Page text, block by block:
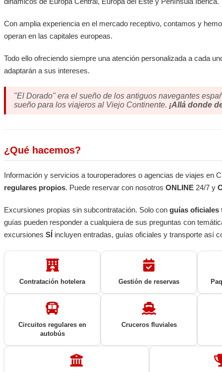
Con amplia experiencia en el mercado receptivo, contamos y
operan en las capitales europeas.
Todo ello ofreciendo siempre una atención personalizada a cada
adaptarán a sus intereses.
"El Dorado" era el sueño de los antiguos navegantes
sueño para los viajeros al Viejo Continente. ¡Allá donde
¿Qué hacemos?
Información y servicios a touroperadores o agencias de viajes en
regulares propios. Puede reservar con nosotros ONLINE 24/7 y
Excursiones propias sin subcontratación. Solo con guías oficiales
guías pueden responder a cualquiera de sus preguntas con
excursiones SÍ incluyen entradas, guías oficiales y transporte así
Contratación hotelera Gestión de reservas
Circuitos regulares en
autobús
Cruceros fluviales